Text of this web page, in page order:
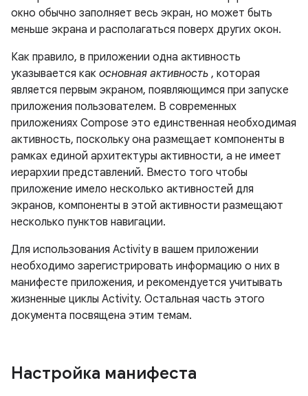
окно обычно заполняет весь экран, но может быть
меньше экрана и располагаться поверх других окон.
Как правило, в приложении одна активность
указывается как основная активность , которая
является первым экраном, появляющимся при запуске
приложения пользователем. В современных
приложениях Compose это единственная необходимая
активность, поскольку она размещает компоненты в
рамках единой архитектуры активности, а не имеет
иерархии представлений. Вместо того чтобы
приложение имело несколько активностей для
экранов, компоненты в этой активности размещают
несколько пунктов навигации.
Для использования Activity в вашем приложении
необходимо зарегистрировать информацию о них в
манифесте приложения, и рекомендуется учитывать
жизненные циклы Activity. Остальная часть этого
документа посвящена этим темам.
Настройка манифеста